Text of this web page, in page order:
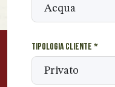
Tipologia cliente *